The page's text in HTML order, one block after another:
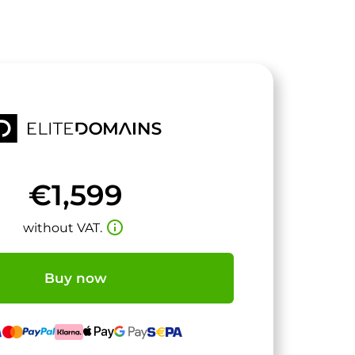
€1,599
without VAT. info_outline
Buy now